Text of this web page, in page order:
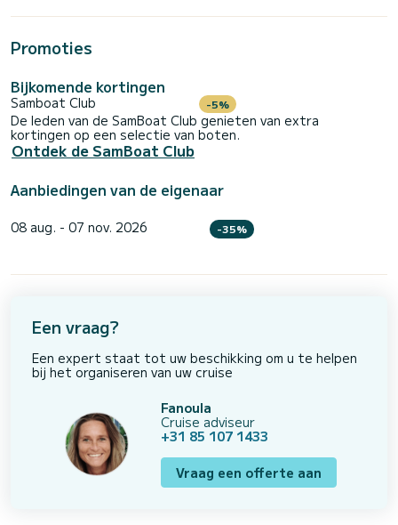
Promoties
Bijkomende kortingen
Samboat Club -5%
De leden van de SamBoat Club genieten van extra
kortingen op een selectie van boten.
Ontdek de SamBoat Club
Aanbiedingen van de eigenaar
08 aug. - 07 nov. 2026 -35%
Een vraag?
Een expert staat tot uw beschikking om u te helpen
bij het organiseren van uw cruise
Fanoula
Cruise adviseur
+31 85 107 1433
Vraag een offerte aan